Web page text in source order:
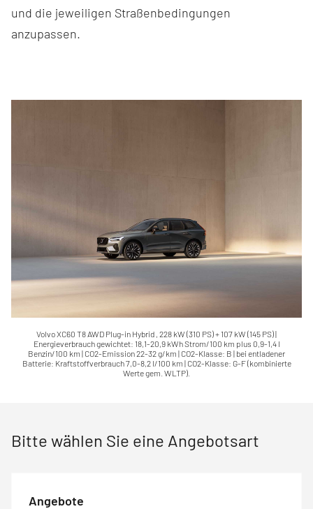
und die jeweiligen Straßenbedingungen
anzupassen.
Volvo XC60 T8 AWD Plug-in Hybrid , 228 kW (310 PS) + 107 kW (145 PS) |
Energieverbrauch gewichtet: 18,1-20,9 kWh Strom/100 km plus 0,9-1,4 l
Benzin/100 km | CO2-Emission 22-32 g/km | CO2-Klasse: B | bei entladener
Batterie: Kraftstoffverbrauch 7,0-8,2 l/100 km | CO2-Klasse: G-F (kombinierte
Werte gem. WLTP).
Bitte wählen Sie eine Angebotsart
Angebote